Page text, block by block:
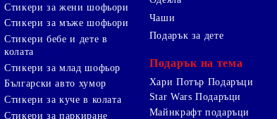
Стикери за жени шофьори
Стикери за мъже шофьори
Стикери бебе и дете в
колата
Стикери за млад шофьор
Български авто хумор
Стикери за куче в колата
Стикери за паркиране
Чаши
Подарък за дете
Подарък на тема
Хари Потър Подаръци
Star Wars Подаръци
Майнкрафт подаръци